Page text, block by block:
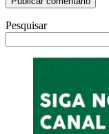
Pesquisar